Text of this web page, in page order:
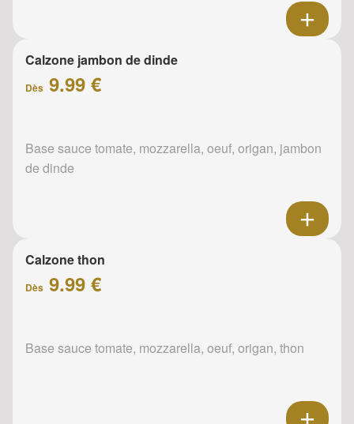
Calzone jambon de dinde
Dès 9.99 €
Base sauce tomate, mozzarella, oeuf, origan, jambon
de dinde
Calzone thon
Dès 9.99 €
Base sauce tomate, mozzarella, oeuf, origan, thon